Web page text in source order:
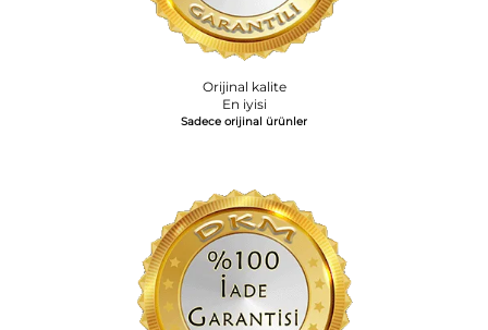
Orijinal kalite
En iyisi
Sadece orijinal ürünler